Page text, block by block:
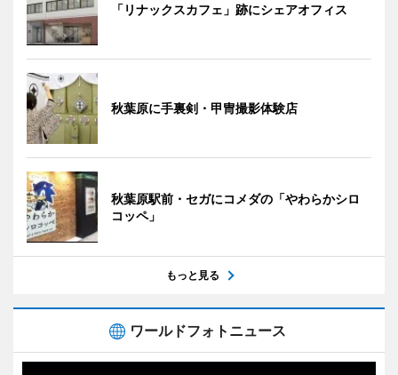
「リナックスカフェ」跡にシェアオフィス
秋葉原に手裏剣・甲冑撮影体験店
秋葉原駅前・セガにコメダの「やわらかシロ
コッペ」
もっと見る
ワールドフォトニュース